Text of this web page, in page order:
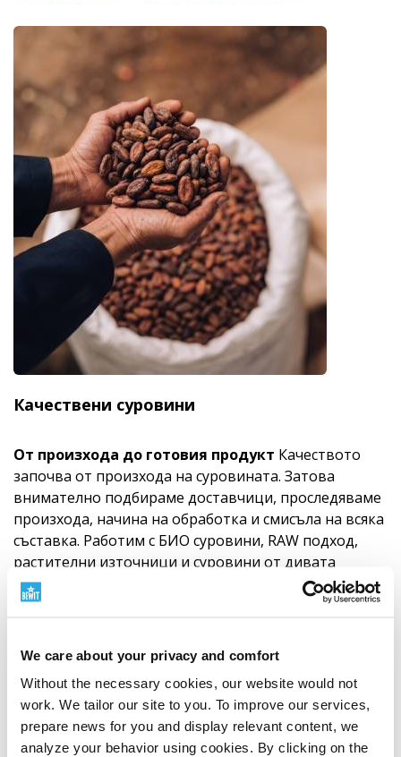
We care about your privacy and comfort
Without the necessary cookies, our website would not
work. We tailor our site to you. To improve our services,
prepare news for you and display relevant content, we
analyze your behavior using cookies. By clicking on the
Качествени суровини
От произхода до готовия продукт Качеството
започва от произхода на суровината. Затова
внимателно подбираме доставчици, проследяваме
произхода, начина на обработка и смисъла на всяка
съставка. Работим с БИО суровини, RAW подход,
растителни източници и суровини от дивата
природа там, където това има смисъл. Уважението
към природата съчетаваме с наука, тестване и
произходът на суровините е важен